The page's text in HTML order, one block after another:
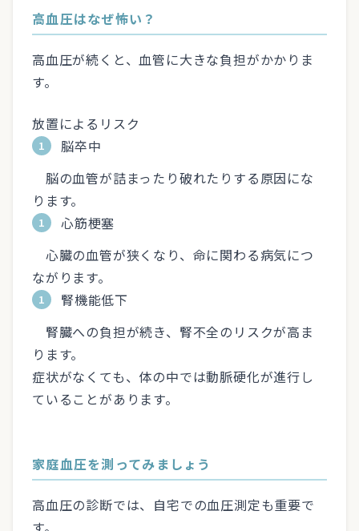
高血圧はなぜ怖い？
高血圧が続くと、血管に大きな負担がかかりま
す。
放置によるリスク
脳卒中
脳の血管が詰まったり破れたりする原因にな
ります。
心筋梗塞
心臓の血管が狭くなり、命に関わる病気につ
ながります。
腎機能低下
腎臓への負担が続き、腎不全のリスクが高ま
ります。
症状がなくても、体の中では動脈硬化が進行し
ていることがあります。
家庭血圧を測ってみましょう
高血圧の診断では、自宅での血圧測定も重要で
す。